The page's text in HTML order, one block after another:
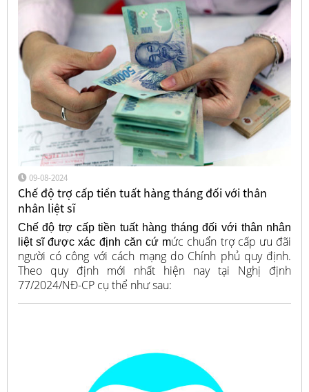
09-08-2024
Chế độ trợ cấp tiền tuất hàng tháng đối với thân
nhân liệt sĩ
Chế độ trợ cấp tiền tuất hàng tháng đối với thân nhân
liệt sĩ được xác định căn cứ mức chuẩn trợ cấp ưu đãi
người có công với cách mạng do Chính phủ quy định.
Theo quy định mới nhất hiện nay tại Nghị định
77/2024/NĐ-CP cụ thể như sau: